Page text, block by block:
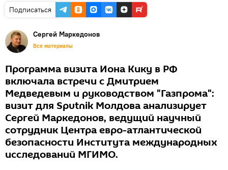
Подписаться
Сергей Маркедонов
Все материалы
Программа визита Иона Кику в РФ
включала встречи с Дмитрием
Медведевым и руководством "Газпрома":
визит для Sputnik Молдова анализирует
Сергей Маркедонов, ведущий научный
сотрудник Центра евро-атлантической
безопасности Института международных
исследований МГИМО.